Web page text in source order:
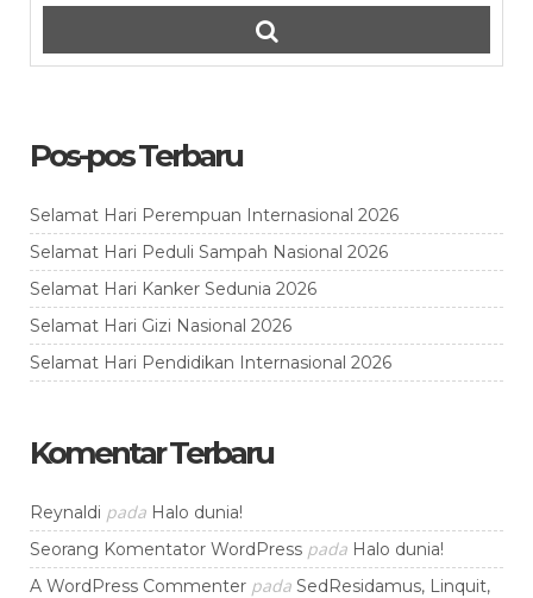
Pos-pos Terbaru
Selamat Hari Perempuan Internasional 2026
Selamat Hari Peduli Sampah Nasional 2026
Selamat Hari Kanker Sedunia 2026
Selamat Hari Gizi Nasional 2026
Selamat Hari Pendidikan Internasional 2026
Komentar Terbaru
Reynaldi pada Halo dunia!
Seorang Komentator WordPress pada Halo dunia!
A WordPress Commenter pada SedResidamus, Linquit,